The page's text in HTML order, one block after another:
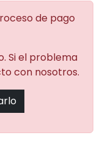
de pago
Si el problema
con nosotros.